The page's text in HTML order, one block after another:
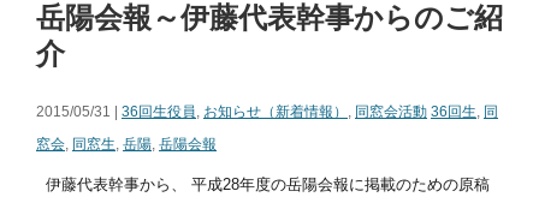
岳陽会報～伊藤代表幹事からのご紹
介
2015/05/31 | 36回生役員, お知らせ（新着情報） , 同窓会活動 36回生, 同
窓会, 同窓生, 岳陽, 岳陽会報
伊藤代表幹事から、 平成28年度の岳陽会報に掲載のための原稿